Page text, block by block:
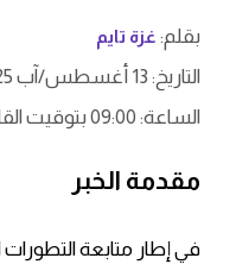
بقلم: غزة تايم
التاريخ: 13 أغسطس/آب 2025
الساعة: 09:00 بتوقيت القاهرة
مقدمة الخبر
في إطار متابعة التطورات